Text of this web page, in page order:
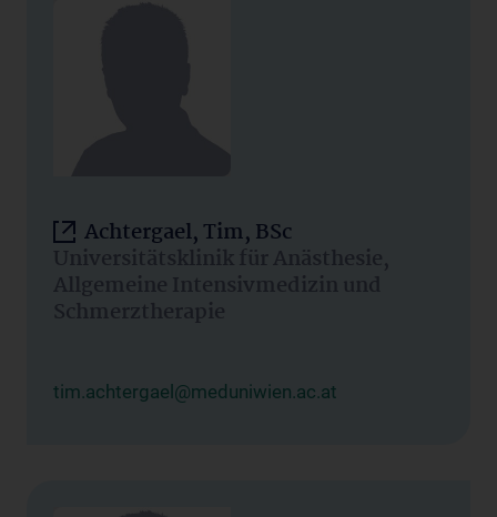
Achtergael, Tim, BSc
Universitätsklinik für Anästhesie,
Allgemeine Intensivmedizin und
Schmerztherapie
tim.achtergael@meduniwien.ac.at